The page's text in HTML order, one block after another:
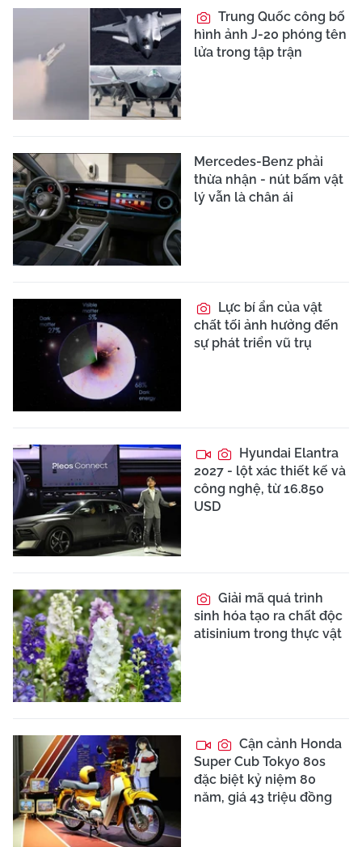
Trung Quốc công bố
hình ảnh J-20 phóng tên
lửa trong tập trận
Mercedes-Benz phải
thừa nhận - nút bấm vật
lý vẫn là chân ái
Lực bí ẩn của vật
chất tối ảnh hưởng đến
sự phát triển vũ trụ
Hyundai Elantra
2027 - lột xác thiết kế và
công nghệ, từ 16.850
USD
Giải mã quá trình
sinh hóa tạo ra chất độc
atisinium trong thực vật
Cận cảnh Honda
Super Cub Tokyo 80s
đặc biệt kỷ niệm 80
năm, giá 43 triệu đồng